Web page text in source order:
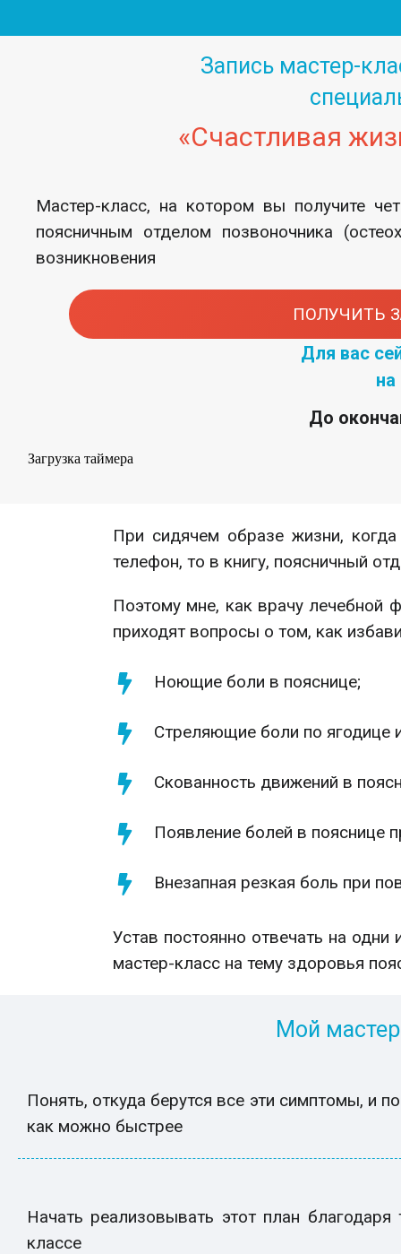
Запись мастер-
«Счастливая
Мастер-класс, на котором вы получите
поясничным отделом позвоночника
возникновения
ПОЛУЧИТЬ
Для вас
на
До
Загрузка таймера
При сидячем образе жизни,
телефон, то в книгу, поясничный
Поэтому мне, как врачу лечебной
приходят вопросы о том, как
Ноющие боли в пояснице;
Стреляющие боли по ягодице
Скованность движений в
Появление болей в пояснице
Внезапная резкая боль при
Устав постоянно отвечать на
мастер-класс на тему здоровья
Мой
Понять, откуда берутся все эти симптомы, и
как можно быстрее
Начать реализовывать этот план
классе